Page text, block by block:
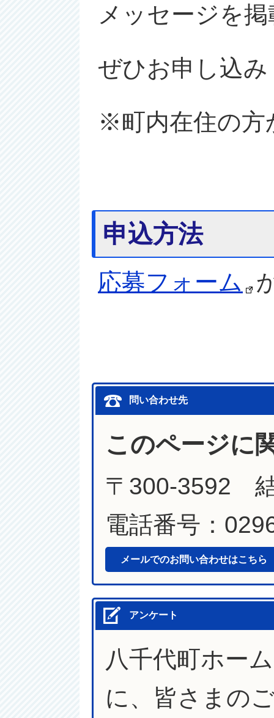
メッセージを
ぜひお申し込
※町内在住の方
申込方法
応募フォーム
問い合わせ先
このページに
〒300-3592
電話番号：
メールでのお問い合わせはこちら
アンケート
八千代町ホー
に、皆さまの